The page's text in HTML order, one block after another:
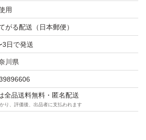
用
がる配送（日本郵便）
3日で発送
川県
全品送料無料・匿名配送
り、評価後、出品者に支払われます